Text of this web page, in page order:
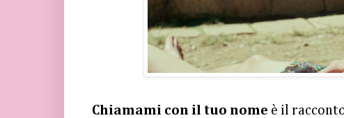
Chiamami con il tuo nome è il